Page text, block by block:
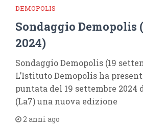
DEMOPOLIS
Sondaggio Demopolis
2024)
Sondaggio Demopolis (19
L’Istituto Demopolis ha
puntata del 19 settembre 2024
(La7) una nuova edizione
2 anni ago